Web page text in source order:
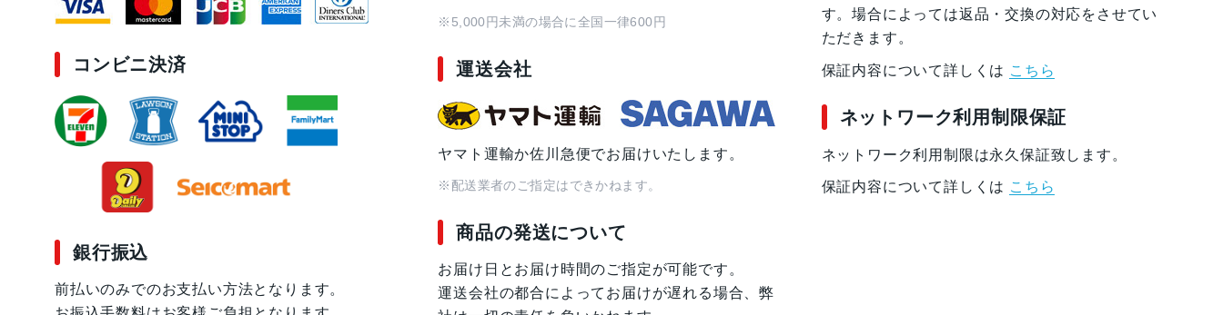
コンビニ決済
銀行振込
前払いのみでのお支払い方法となります。
※5,000円未満の場合に全国一律600円
運送会社
ヤマト運輸か佐川急便でお届けいたします。
※配送業者のご指定はできかねます。
商品の発送について
お届け日とお届け時間のご指定が可能です。
運送会社の都合によってお届けが遅れる場合、弊
す。場合によっては返品・交換の対応をさせてい
ただきます。
保証内容について詳しくは こちら
ネットワーク利用制限保証
ネットワーク利用制限は永久保証致します。
保証内容について詳しくは こちら